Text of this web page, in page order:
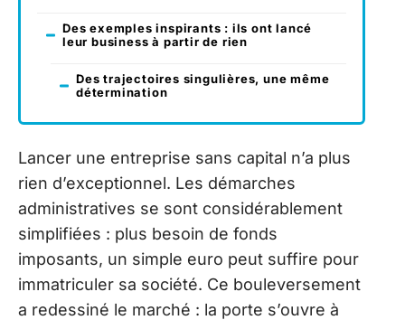
Des exemples inspirants : ils ont lancé
leur business à partir de rien
Des trajectoires singulières, une même
détermination
Lancer une entreprise sans capital n’a plus
rien d’exceptionnel. Les démarches
administratives se sont considérablement
simplifiées : plus besoin de fonds
imposants, un simple euro peut suffire pour
immatriculer sa société. Ce bouleversement
a redessiné le marché : la porte s’ouvre à